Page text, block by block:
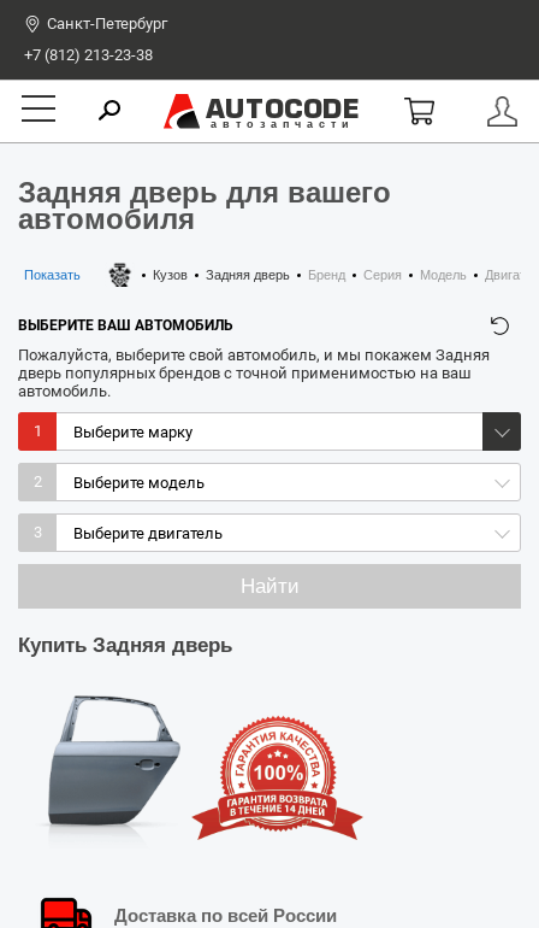
Санкт-Петербург
+7 (812) 213-23-38
AUTOCODE
автозапчасти
Задняя дверь для вашего
автомобиля
Показать Кузов Задняя дверь Бренд Серия Модель
ВЫБЕРИТЕ ВАШ АВТОМОБИЛЬ
Пожалуйста, выберите свой автомобиль, и мы покажем Задняя
дверь популярных брендов с точной применимостью на ваш
автомобиль.
1
2
3
Найти
Купить Задняя дверь
Доставка по всей России